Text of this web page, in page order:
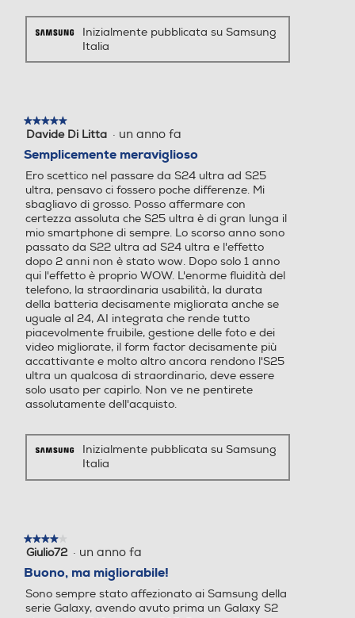
70,5
Profondità-mm
Peso-gr
162
Informazioni sulla sicurezza del prodotto
Clicca qui
esigenza. Lasciati guidare dal
linguaggio naturale e gestisci le
Play Video
USB Type-C
Altre connessioni
USB Type-C 3.2 Bluetooth
5.4 Wi-Fi 7 802.11a/b/g/n/
ac/ax/be 2.4GHz+5GHz+6G
Hz, EHT320, MIMO, 4096-
QAM GPS, Glonass, Beidou,
Galileo, QZSS Wi-Fi Direct™
NFC Android auto Support
o nanoSIM 4FF (SIM 1 + SIM
2 / SIM 1 + eSIM / Dual eSI
Uplink 626 Mbps 4G / LTE
Cat. 20 DL 2000 Mbps, Ca
Altre connessioni
Con AI
Comandi vocali
Inizialmente pubblicata su Samsung
Italia
★★★★★
★★★★★
5
5
stelle.
Davide Di Litta · un anno fa
Semplicemente meraviglioso
Ero scettico nel passare da S24 ultra ad S25
ultra, pensavo ci fossero poche differenze. Mi
sbagliavo di grosso. Posso affermare con
certezza assoluta che S25 ultra è di gran lunga il
mio smartphone di sempre. Lo scorso anno sono
passato da S22 ultra ad S24 ultra e l'effetto
dopo 2 anni non è stato wow. Dopo solo 1 anno
qui l'effetto è proprio WOW. L'enorme fluidità del
telefono, la straordinaria usabilità, la durata
della batteria decisamente migliorata anche se
uguale al 24, AI integrata che rende tutto
piacevolmente fruibile, gestione delle foto e dei
video migliorate, il form factor decisamente più
accattivante e molto altro ancora rendono l'S25
ultra un qualcosa di straordinario, deve essere
solo usato per capirlo. Non ve ne pentirete
assolutamente dell'acquisto.
Inizialmente pubblicata su Samsung
Italia
★★★★★
★★★★★
4
5
stelle.
Giulio72 · un anno fa
Buono, ma migliorabile!
Sono sempre stato affezionato ai Samsung della
serie Galaxy, avendo avuto prima un Galaxy S2